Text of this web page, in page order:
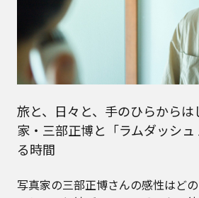
旅と、日々と、手のひらから
家・三部正博と「ラムダッシ
る時間
写真家の三部正博さんの感性はど